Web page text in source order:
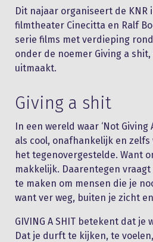
Dit najaar organiseert de KNR
filmtheater Cinecitta en Ralf
serie films met verdieping
onder de noemer Giving a
uitmaakt.
Giving a shit
In een wereld waar ‘Not Giving
als cool, onafhankelijk en zelfs
het tegenovergestelde. Want
makkelijk. Daarentegen
te maken om mensen die je
want ver weg, buiten je zicht
GIVING A SHIT betekent dat je
Dat je durft te kijken, te